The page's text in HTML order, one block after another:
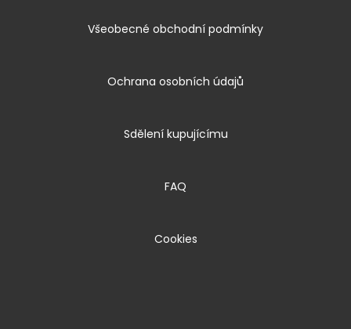
Všeobecné obchodní podmínky
Ochrana osobních údajů
Sdělení kupujícímu
FAQ
Cookies